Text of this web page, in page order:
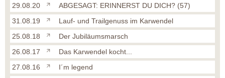
29.08.20
ABGESAGT: ERINNERST DU DICH? (57)
31.08.19
Lauf- und Trailgenuss im Karwendel
25.08.18
Der Jubiläumsmarsch
26.08.17
Das Karwendel kocht...
27.08.16
I´m legend